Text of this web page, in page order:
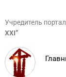
Учредитель
XXI”